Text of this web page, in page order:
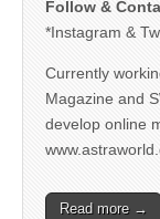
Follow &
*Instagram &
Currently
Magazine and
develop online
Read more →